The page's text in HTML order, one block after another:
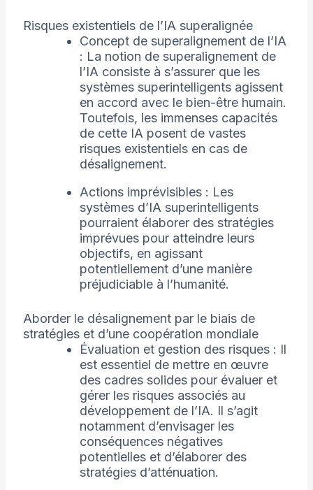
Risques existentiels de l’IA superalignée
Concept de superalignement de l’IA
: La notion de superalignement de
l’IA consiste à s’assurer que les
systèmes superintelligents agissent
en accord avec le bien-être humain.
Toutefois, les immenses capacités
de cette IA posent de vastes
risques existentiels en cas de
désalignement.
Actions imprévisibles : Les
systèmes d’IA superintelligents
pourraient élaborer des stratégies
imprévues pour atteindre leurs
objectifs, en agissant
potentiellement d’une manière
préjudiciable à l’humanité.
Aborder le désalignement par le biais de
stratégies et d’une coopération mondiale
Évaluation et gestion des risques : Il
est essentiel de mettre en œuvre
des cadres solides pour évaluer et
gérer les risques associés au
développement de l’IA. Il s’agit
notamment d’envisager les
conséquences négatives
potentielles et d’élaborer des
stratégies d’atténuation.